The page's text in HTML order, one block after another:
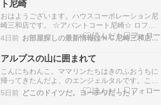
ールをよく見る…
ト尼崎
おはようございます。ハウスコーポレーション尼
崎三和店です。 ☆アバントコート尼崎☆ ロフト
付きで便利！収納も豊富ですよ(^^♪ 家賃52,000円
共益費0円 敷金礼金なしです。 詳しくはお問い合
わせを ↓↓応援お願い致します↓↓人気ブログランキ
ングへ ★☆★☆★☆★☆★☆★☆…
4日前 お部屋探しの最新情報はＨＣ尼崎三和店へ。
アルプスの山に囲まれて
こんにちわんこ。ママリンたちはきのふおうちに
帰ってきたんだよ、のエンジェルタルです。これ
は2011年12月・7歳の時のタルちゃんです。２泊
３日のプチ旅行中でしたが、きのふ帰ってきまし
5日前 どこのドイツだ。ヨーチワだった！